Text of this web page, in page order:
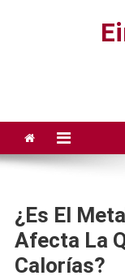
¿Es El
Afecta La
Calorías?